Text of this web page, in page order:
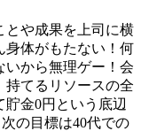
とや成果を上司に横
身体がもたない！何
いから無理ゲー！会
持てるリソースの全
金0円という底辺
の目標は40代での